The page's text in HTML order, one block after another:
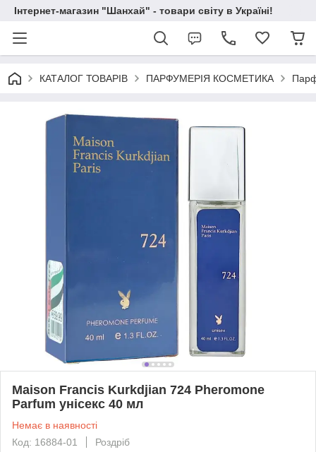
Інтернет-магазин "Шанхай" - товари світу в Україні!
КАТАЛОГ ТОВАРІВ ПАРФУМЕРІЯ КОСМЕТИКА
Maison Francis Kurkdjian 724 Pheromone
Parfum унісекс 40 мл
Немає в наявності
Код: 16884-01
Роздріб